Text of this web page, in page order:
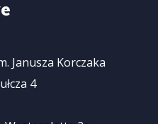
Janusza Korczaka
4